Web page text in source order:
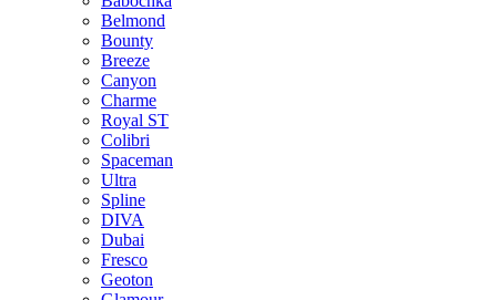
Belmond
Bounty
Breeze
Canуon
Charme
Royal ST
Colibri
Spaceman
Ultra
Spline
DIVA
Dubai
Fresco
Geoton